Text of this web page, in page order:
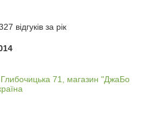
відгуків за рік
Глибочицька 71, магазин "ДжаБо